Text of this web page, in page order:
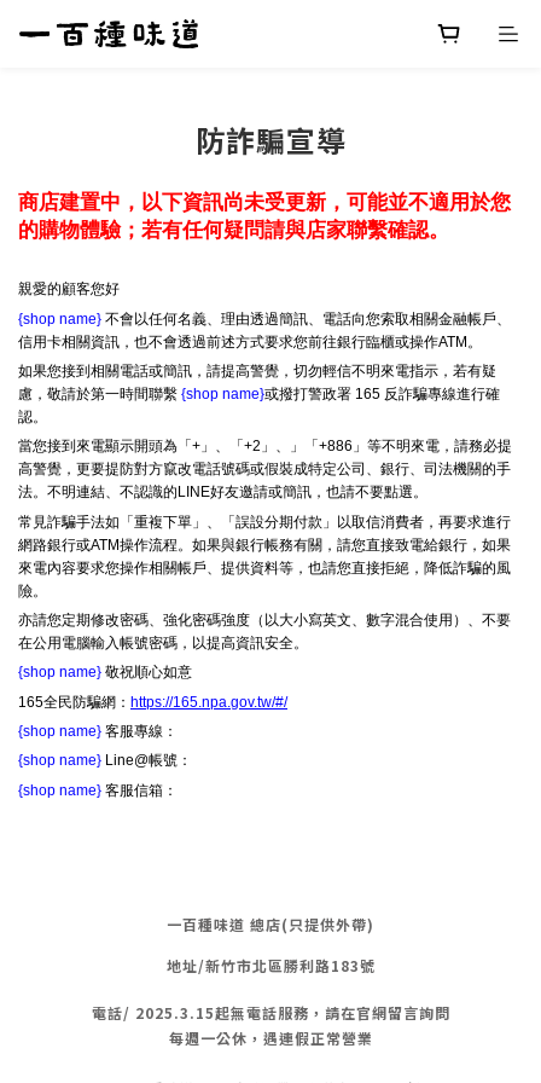
防詐騙宣導
商店建置中，以下資訊尚未受更新，可能並不適用於您
的購物體驗；若有任何疑問請與店家聯繫確認。
親愛的顧客您好
{shop name} 不會以任何名義、理由透過簡訊、電話向您索取相關金融帳戶、
信用卡相關資訊，也不會透過前述方式要求您前往銀行臨櫃或操作ATM。
如果您接到相關電話或簡訊，請提高警覺，切勿輕信不明來電指示，若有疑
慮，敬請於第一時間聯繫 {shop name}或撥打警政署 165 反詐騙專線進行確
認。
當您接到來電顯示開頭為「+」、「+2」、」「+886」等不明來電，請務必提
高警覺，更要提防對方竄改電話號碼或假裝成特定公司、銀行、司法機關的手
法。不明連結、不認識的LINE好友邀請或簡訊，也請不要點選。
常見詐騙手法如「重複下單」、「誤設分期付款」以取信消費者，再要求進行
網路銀行或ATM操作流程。如果與銀行帳務有關，請您直接致電給銀行，如果
來電內容要求您操作相關帳戶、提供資料等，也請您直接拒絕，降低詐騙的風
險。
亦請您定期修改密碼、強化密碼強度（以大小寫英文、數字混合使用）、不要
在公用電腦輸入帳號密碼，以提高資訊安全。
{shop name} 敬祝順心如意
165全民防騙網： https://165.npa.gov.tw/#/
{shop name} 客服專線：
{shop name} Line@帳號：
{shop name} 客服信箱：
一百種味道 總店(只提供外帶)
地址/新竹市北區勝利路183號
電話/ 2025.3.15起無電話服務，請在官網留言詢問
每週一公休，遇連假正常營業